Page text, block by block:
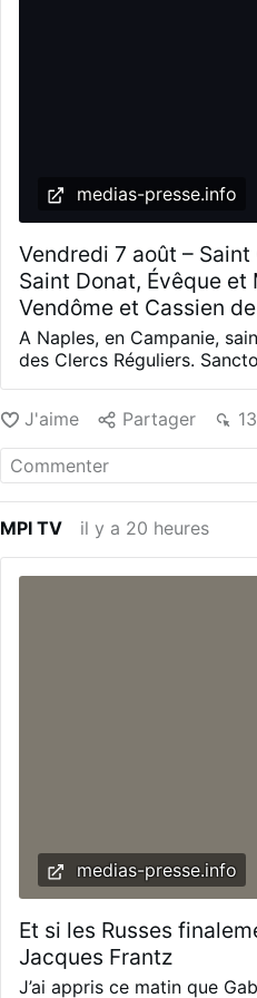
medias-presse.info
Vendredi 7 août –
Saint Donat, Évêque
Vendôme et Cassien
A Naples, en Campanie,
des Clercs Réguliers.
L’innocence brilla
monde le nommait le
docteur dans l’un et l’autre
Dieu. Ayant fondé des
les pauvres pestiférés. Le
du prochain le fit
J'aime Partager
MPI TV il y a 20 heures
medias-presse.info
Et si les Russes
Jacques Frantz
J’ai appris ce matin que